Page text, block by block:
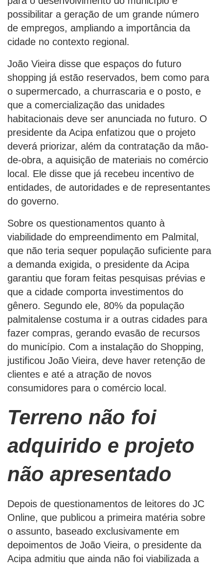
possibilitar a geração de um grande número
de empregos, ampliando a importância da
cidade no contexto regional.
João Vieira disse que espaços do futuro
shopping já estão reservados, bem como para
o supermercado, a churrascaria e o posto, e
que a comercialização das unidades
habitacionais deve ser anunciada no futuro. O
presidente da Acipa enfatizou que o projeto
deverá priorizar, além da contratação da mão-
de-obra, a aquisição de materiais no comércio
local. Ele disse que já recebeu incentivo de
entidades, de autoridades e de representantes
do governo.
Sobre os questionamentos quanto à
viabilidade do empreendimento em Palmital,
que não teria sequer população suficiente para
a demanda exigida, o presidente da Acipa
garantiu que foram feitas pesquisas prévias e
que a cidade comporta investimentos do
gênero. Segundo ele, 80% da população
palmitalense costuma ir a outras cidades para
fazer compras, gerando evasão de recursos
do município. Com a instalação do Shopping,
justificou João Vieira, deve haver retenção de
clientes e até a atração de novos
consumidores para o comércio local.
Terreno não foi
adquirido e projeto
não apresentado
Depois de questionamentos de leitores do JC
Online, que publicou a primeira matéria sobre
o assunto, baseado exclusivamente em
depoimentos de João Vieira, o presidente da
Acipa admitiu que ainda não foi viabilizada a